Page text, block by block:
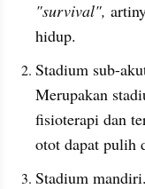
"survival",
hidup.
Stadium sub-
Merupakan
fisioterapi dan
otot dapat pulih
Stadium